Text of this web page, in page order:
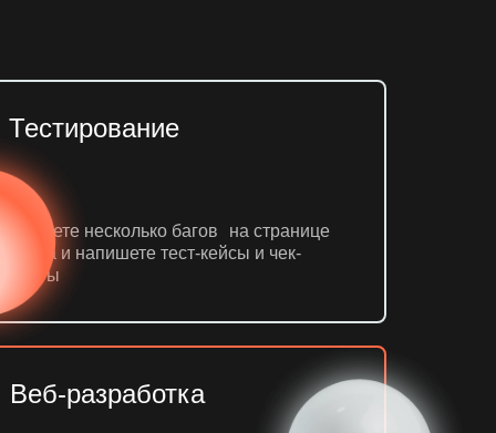
Тестирование
Найдете несколько багов на странице
сайта и напишете тест-кейсы и чек-
листы
Веб-разработка